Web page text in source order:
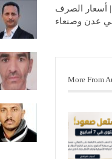
| أسعار الصرف
عدن وصنعاء
More From